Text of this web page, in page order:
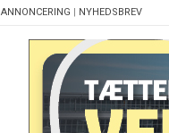
ANNONCERING | NYHEDSBREV